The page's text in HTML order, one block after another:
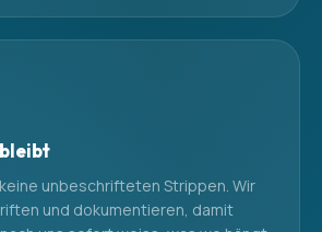
unbeschrifteten Strippen. Wir
und dokumentieren, damit